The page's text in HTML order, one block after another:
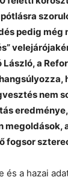
pedig még
a
nem
megoldások,
fogsor
és a hazai